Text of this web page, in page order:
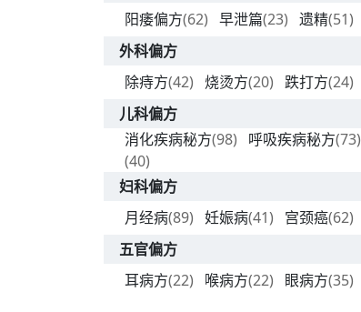
阳痿偏方(62) 早泄篇(23) 遗精(51)
外科偏方
除痔方(42) 烧烫方(20) 跌打方(24)
儿科偏方
消化疾病秘方(98) 呼吸疾病秘方(73)
(40)
妇科偏方
月经病(89) 妊娠病(41) 宫颈癌(62)
五官偏方
耳病方(22) 喉病方(22) 眼病方(35)